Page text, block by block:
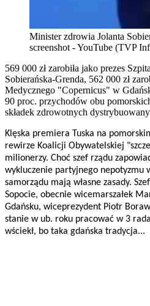
Minister zdrowia Jolanta
screenshot - YouTube (TVP
569 000 zł zarobiła jako prezes
Sobierańska-Grenda, 562 000 zł
Medycznego "Copernicus" w
90 proc. przychodów obu
składek zdrowotnych
Klęska premiera Tuska na
rewirze Koalicji Obywatelskiej
milionerzy. Choć szef rządu
wykluczenie partyjnego nepotyzmu
samorządu mają własne zasady.
Sopocie, obecnie wicemarszałek
Gdańsku, wiceprezydent Piotr
stanie w ub. roku pracować w 3
wściekł, bo taka gdańska tradycja...